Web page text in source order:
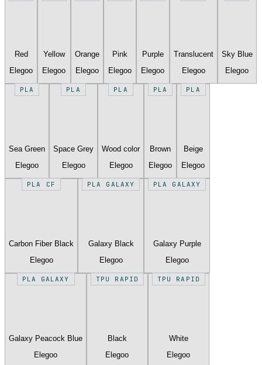
Red
Elegoo
Yellow
Elegoo
Orange
Elegoo
Pink
Elegoo
Purple
Elegoo
Translucent
Elegoo
Sky Blue
Elegoo
PLA
Sea Green
Elegoo
PLA
Space Grey
Elegoo
PLA
Wood color
Elegoo
PLA
Brown
Elegoo
PLA
Beige
Elegoo
PLA CF
Carbon Fiber Black
Elegoo
PLA GALAXY
Galaxy Black
Elegoo
PLA GALAXY
Galaxy Purple
Elegoo
PLA GALAXY
Galaxy Peacock Blue
Elegoo
TPU RAPID
Black
Elegoo
TPU RAPID
White
Elegoo